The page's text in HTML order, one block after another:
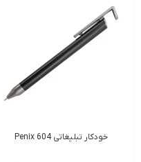
خودکار تبلیغاتی Penix 604